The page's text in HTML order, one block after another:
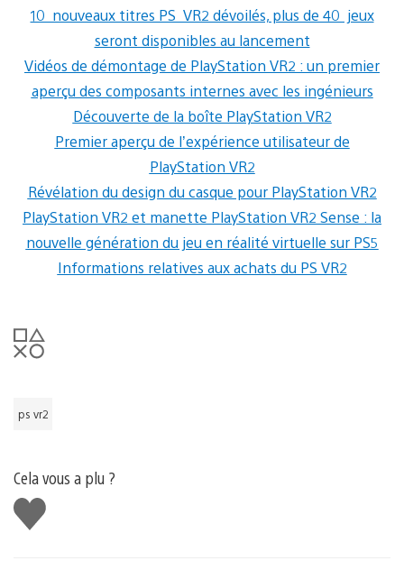
10 nouveaux titres PS VR2 dévoilés, plus de 40 jeux
seront disponibles au lancement
Vidéos de démontage de PlayStation VR2 : un premier
aperçu des composants internes avec les ingénieurs
Découverte de la boîte PlayStation VR2
Premier aperçu de l’expérience utilisateur de
PlayStation VR2
Révélation du design du casque pour PlayStation VR2
PlayStation VR2 et manette PlayStation VR2 Sense : la
nouvelle génération du jeu en réalité virtuelle sur PS5
Informations relatives aux achats du PS VR2
ps vr2
Cela vous a plu ?
J'aime